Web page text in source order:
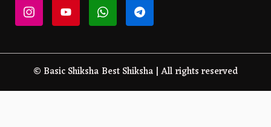
© Basic Shiksha Best Shiksha | All rights reserved